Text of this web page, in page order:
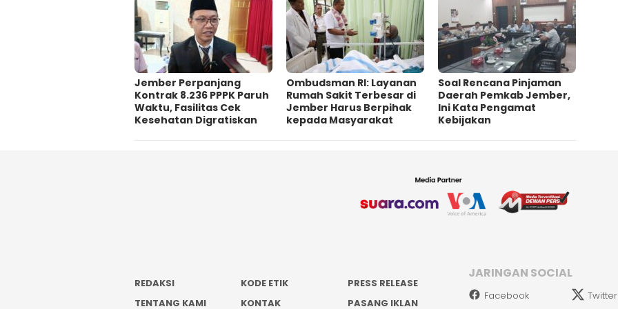
Jember Perpanjang
Kontrak 8.236 PPPK Paruh
Waktu, Fasilitas Cek
Kesehatan Digratiskan
Ombudsman RI: Layanan
Rumah Sakit Terbesar di
Jember Harus Berpihak
kepada Masyarakat
‎Soal Rencana Pinjaman
Daerah Pemkab Jember,
Ini Kata Pengamat
Kebijakan ‎
REDAKSI KODE ETIK
PRESS RELEASE
TENTANG KAMI
KONTAK PASANG IKLAN
JARINGAN SOCIAL
Facebook Twitter